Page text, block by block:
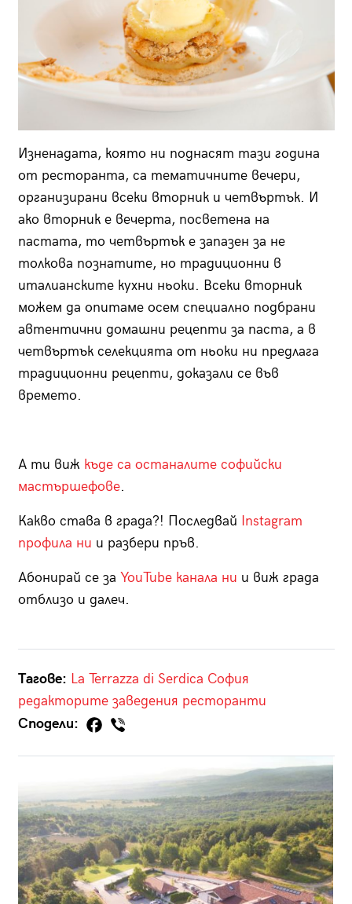
Изненадата, която ни поднасят тази година
от ресторанта, са тематичните вечери,
организирани всеки вторник и четвъртък. И
ако вторник е вечерта, посветена на
пастата, то четвъртък е запазен за не
толкова познатите, но традиционни в
италианските кухни ньоки. Всеки вторник
можем да опитаме осем специално подбрани
автентични домашни рецепти за паста, а в
четвъртък селекцията от ньоки ни предлага
традиционни рецепти, доказали се във
времето.
А ти виж къде са останалите софийски
мастършефове.
Какво става в града?! Последвай Instagram
профила ни и разбери пръв.
Абонирай се за YouTube канала ни и виж града
отблизо и далеч.
Тагове: La Terrazza di Serdica София
редакторите заведения ресторанти
Сподели: